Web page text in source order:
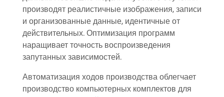
производят реалистичные изображения, записи
и организованные данные, идентичные от
действительных. Оптимизация программ
наращивает точность воспроизведения
запутанных зависимостей.
Автоматизация ходов производства облегчает
производство компьютерных комплектов для